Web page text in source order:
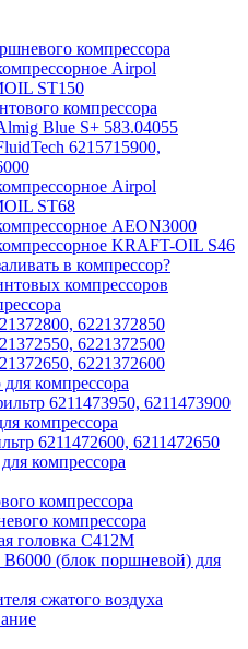
компрессора
Airpol
ST150
компрессора
Blue S+ 583.04055
6215715900,
Airpol
ST68
AEON3000
KRAFT-OIL S46
в компрессор?
компрессоров
6221372850
6221372500
6221372600
компрессора
6211473950, 6211473900
компрессора
6211472600, 6211472650
компрессора
компрессора
компрессора
головка С412М
B6000 (блок поршневой) для
сжатого воздуха